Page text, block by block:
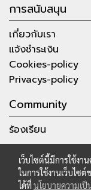
การสนับสนุน
เกี่ยวกับเรา
แจ้งชำระเงิน
Cookies-policy
Privacys-policy
Community
ร้องเรียน
เว็บไซต์นี้มีการใช้ง
ในการใช้งานเว็บไซ
ได้ที่นโยบายความเ